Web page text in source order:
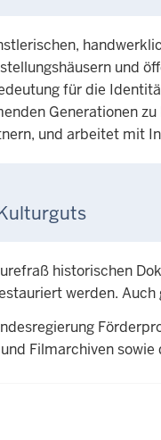
und
für die
Generationen
und arbeitet
historischen
werden.
Filmarchiven sowie